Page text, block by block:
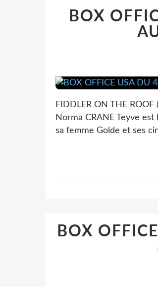
BOX
FIDDLER ON THE
Norma CRANE Teyve
sa femme Golde et ses
BOX